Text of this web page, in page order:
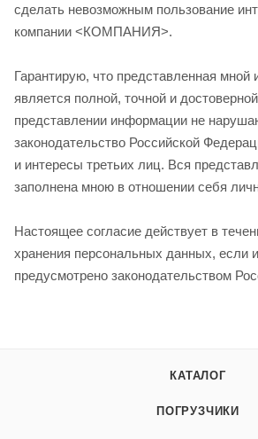
сделать невозможным пользование
компании <КОМПАНИЯ>.
Гарантирую, что представленная мной
является полной, точной и
представлении информации не
законодательство Российской
и интересы третьих лиц. Вся
заполнена мною в отношении себя
Настоящее согласие действует в
хранения персональных данных, если
предусмотрено законодательством
КАТАЛОГ
ПОГРУЗЧИКИ